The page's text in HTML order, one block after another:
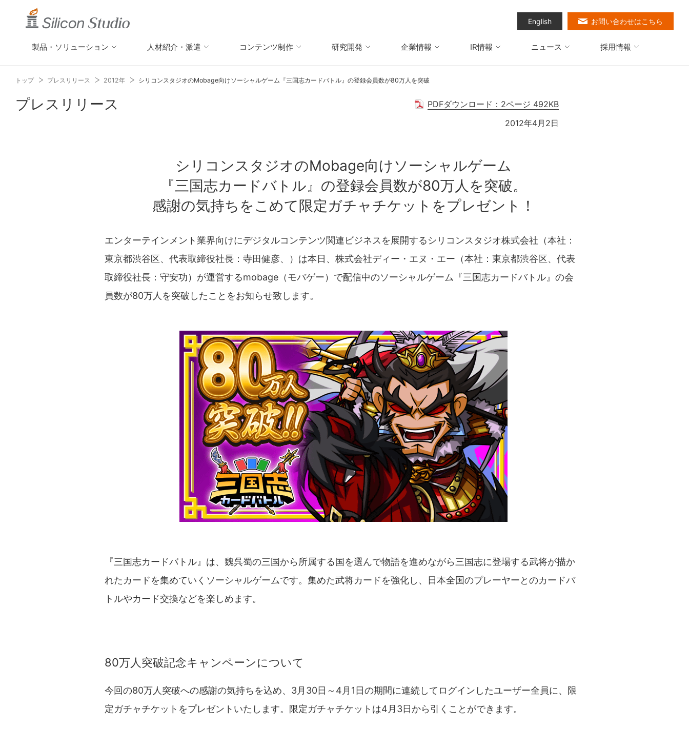
製品・ソリューション 人材紹介・派遣 コンテンツ制作 研究開発 企業情報 IR情報 ニュース 採用情報
English お問い合わせはこちら
トップ プレスリリース 2012年 シリコンスタジオのMobage向けソーシャルゲーム『三国志カードバトル』の登録会員数が80万人を突破
プレスリリース
PDFダウンロード：2ページ 492KB
2012年4月2日
シリコンスタジオのMobage向けソーシャルゲーム
『三国志カードバトル』の登録会員数が80万人を突破。
感謝の気持ちをこめて限定ガチャチケットをプレゼント！
エンターテインメント業界向けにデジタルコンテンツ関連ビジネスを展開するシリコンスタジオ株式会社（本社：
東京都渋谷区、代表取締役社長：寺田健彦、）は本日、株式会社ディー・エヌ・エー（本社：東京都渋谷区、代表
取締役社長：守安功）が運営するmobage（モバゲー）で配信中のソーシャルゲーム『三国志カードバトル』の会
員数が80万人を突破したことをお知らせ致します。
『三国志カードバトル』は、魏呉蜀の三国から所属する国を選んで物語を進めながら三国志に登場する武将が描か
れたカードを集めていくソーシャルゲームです。集めた武将カードを強化し、日本全国のプレーヤーとのカードバ
トルやカード交換などを楽しめます。
80万人突破記念キャンペーンについて
今回の80万人突破への感謝の気持ちを込め、3月30日～4月1日の期間に連続してログインしたユーザー全員に、限
定ガチャチケットをプレゼントいたします。限定ガチャチケットは4月3日から引くことができます。